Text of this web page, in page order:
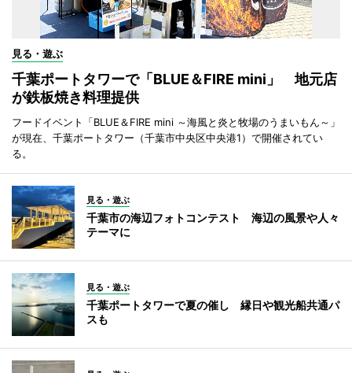
見る・遊ぶ
千葉ポートタワーで「BLUE＆FIRE mini」 地元店
が鉄板焼き料理提供
フードイベント「BLUE＆FIRE mini ～海風と炎と牧場のうまいもん～」
が現在、千葉ポートタワー（千葉市中央区中央港1）で開催されてい
る。
見る・遊ぶ
千葉市の海辺フォトコンテスト 海辺の風景や人々
テーマに
見る・遊ぶ
千葉ポートタワーで夏の催し 縁日や観光船共通パ
スも